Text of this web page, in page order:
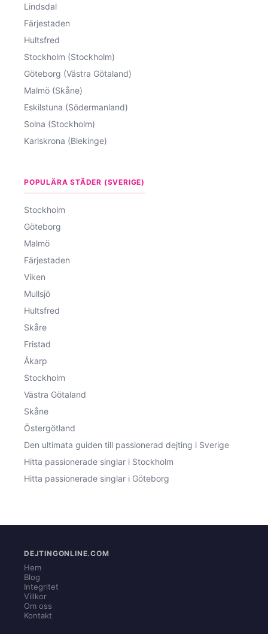
Lindsdal
Färjestaden
Hultsfred
Stockholm (Stockholm)
Göteborg (Västra Götaland)
Malmö (Skåne)
Eskilstuna (Södermanland)
Solna (Stockholm)
Karlskrona (Blekinge)
POPULÄRA STÄDER (SVERIGE)
Stockholm
Göteborg
Malmö
Färjestaden
Viken
Mullsjö
Hultsfred
Skåre
Fristad
Åkarp
Stockholm
Västra Götaland
Skåne
Östergötland
Den ultimata guiden till passionerad dejting i Sverige
Hitta passionerade singlar i Stockholm
Hitta passionerade singlar i Göteborg
DEJTINGONLINE.COM
Hem
Blog
Integritet
Villkor
Om oss
Kontakt